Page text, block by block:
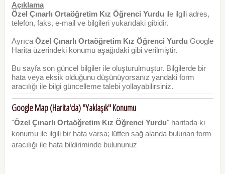
Açıklama
Özel Çınarlı Ortaöğretim Kız Öğrenci Yurdu ile ilgili adres,
telefon, faks, e-mail ve bilgileri yukarıdaki gibidir.
AyrıcaÖzel Çınarlı Ortaöğretim Kız Öğrenci Yurdu Google
Harita üzerindeki konumu aşağıdaki gibi verilmiştir.
Bu sayfa son güncel bilgiler ile oluşturulmuştur. Bilgilerde bir
hata veya eksik olduğunu düşünüyorsanız yandaki form
aracılığı ile bilgi güncelleme talebi yollayabilirsiniz.
Google Map (Harita'da) "Yaklaşık" Konumu
"Özel Çınarlı Ortaöğretim Kız Öğrenci Yurdu" haritada ki
konumu ile ilgili bir hata varsa; lütfen sağ alanda bulunan form
aracılığı ile hata bildiriminde bulununuz